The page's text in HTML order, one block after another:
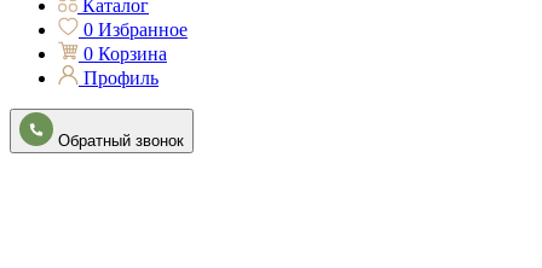
Каталог
0 Избранное
0 Корзина
Профиль
Обратный звонок